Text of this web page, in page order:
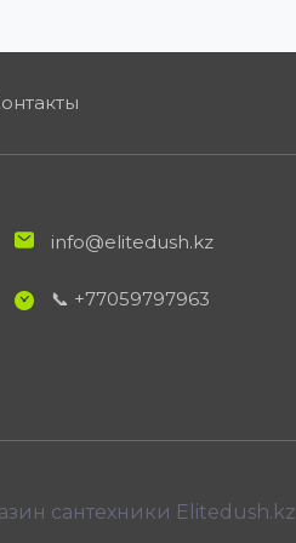
info@elitedush.kz
📞 +77059797963
сантехники Elitedush.kz